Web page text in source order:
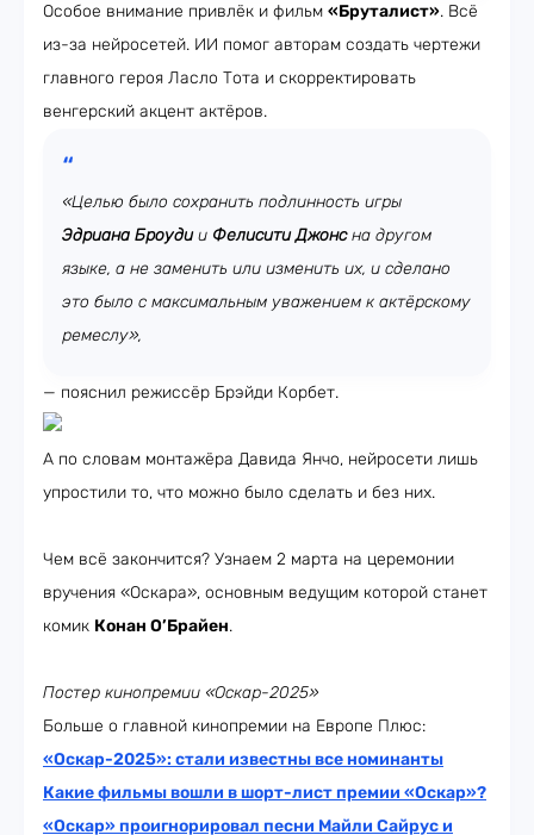
Особое внимание привлёк и фильм «Бруталист». Всё
из-за нейросетей. ИИ помог авторам создать чертежи
главного героя Ласло Тота и скорректировать
венгерский акцент актёров.
«Целью было сохранить подлинность игры
Эдриана Броудии Фелисити Джонсна другом
языке, а не заменить или изменить их, и сделано
это было с максимальным уважением к актёрскому
ремеслу»,
— пояснил режиссёр Брэйди Корбет.
А по словам монтажёра Давида Янчо, нейросети лишь
упростили то, что можно было сделать и без них.
Чем всё закончится? Узнаем 2 марта на церемонии
вручения «Оскара», основным ведущим которой станет
комик Конан О’Брайен.
Постер кинопремии «Оскар-2025»
Больше о главной кинопремии на Европе Плюс:
«Оскар-2025»: стали известны все номинанты
Какие фильмы вошли в шорт-лист премии «Оскар»?
«Оскар» проигнорировал песни Майли Сайрус и